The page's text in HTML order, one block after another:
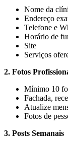
Nome da
Endereço
Telefone e
Horário de
Site
Serviços
2. Fotos
Mínimo 10
Fachada,
Atualize
Fotos de
3. Posts Semanais